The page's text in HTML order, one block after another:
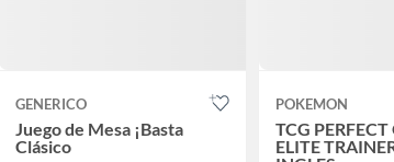
GENERICO
Juego de Mesa ¡Basta
Clásico
POKEMON
TCG PERFECT
ELITE